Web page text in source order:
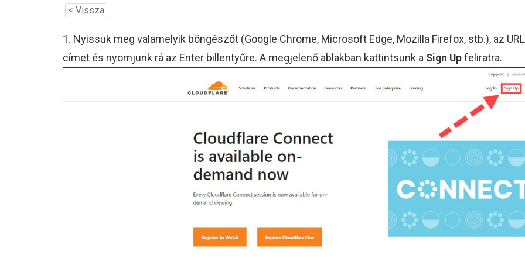
< Vissza
1. Nyissuk meg valamelyik böngészőt (Google Chrome, Microsoft Edge, Mozilla Firefox, stb.), az
címet és nyomjunk rá az Enter billentyűre. A megjelenő ablakban kattintsunk a Sign Upfeliratra.